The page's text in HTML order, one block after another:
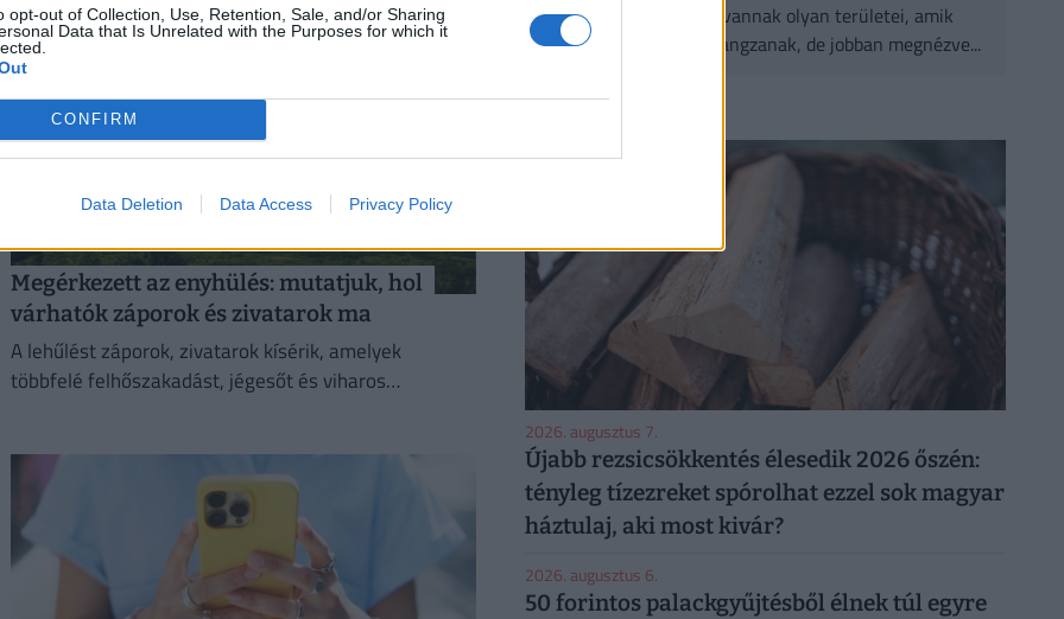
opt-out of Collection, Use, Retention, Sale, and/or Sharing
Data that Is Unrelated with the Purposes for which it
CONFIRM
Data Deletion Data Access Privacy Policy
Megérkezett az enyhülés: mutatjuk, hol
várhatók záporok és zivatarok ma
A lehűlést záporok, zivatarok kísérik, amelyek
többfelé felhőszakadást, jégesőt és viharos
A közgazdaságtannak vannak olyan területei, amik
elsőre felháborítóan hangzanak, de jobban megnézve...
2026. augusztus 7.
Újabb rezsicsökkentés élesedik 2026 őszén:
tényleg tízezreket spórolhat ezzel sok magyar
háztulaj, aki most kivár?
2026. augusztus 6.
50 forintos palackgyűjtésből élnek túl egyre